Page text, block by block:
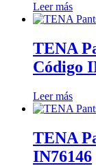
Leer más
TENA
Código
Leer más
TENA
IN76146